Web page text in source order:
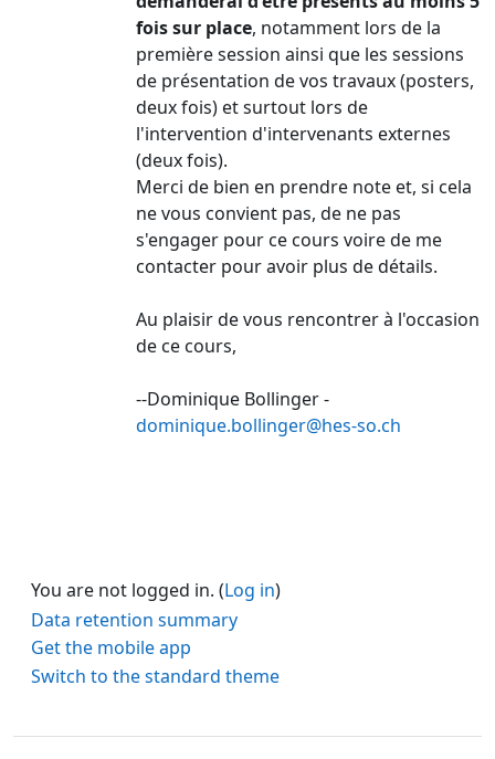
fois sur place, notamment lors de la
première session ainsi que les sessions
de présentation de vos travaux (posters,
deux fois) et surtout lors de
l'intervention d'intervenants externes
(deux fois).
Merci de bien en prendre note et, si cela
ne vous convient pas, de ne pas
s'engager pour ce cours voire de me
contacter pour avoir plus de détails.
Au plaisir de vous rencontrer à l'occasion
de ce cours,
--Dominique Bollinger -
dominique.bollinger@hes-so.ch
You are not logged in. (Log in)
Data retention summary
Get the mobile app
Switch to the standard theme